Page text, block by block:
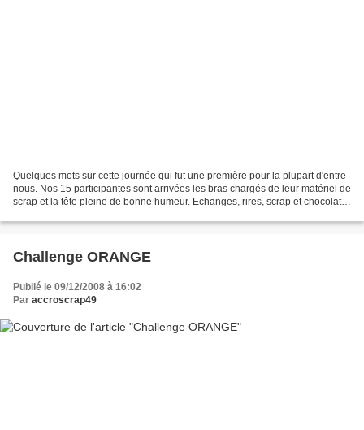
Quelques mots sur cette journée qui fut une première pour la plupart d'entre
nous. Nos 15 participantes sont arrivées les bras chargés de leur matériel de
scrap et la tête pleine de bonne humeur. Echanges, rires, scrap et chocolats
Challenge ORANGE
Publié le 09/12/2008 à 16:02
Par accroscrap49